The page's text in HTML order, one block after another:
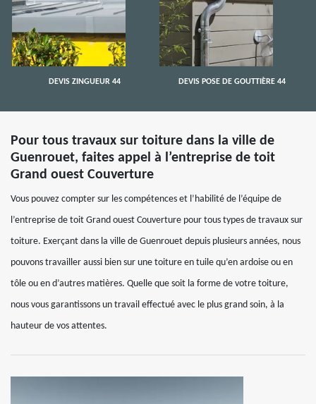
DEVIS ZINGUEUR 44 DEVIS POSE DE GOUTTIÈRE 44
Pour tous travaux sur toiture dans la ville de
Guenrouet, faites appel à l’entreprise de toit
Grand ouest Couverture
Vous pouvez compter sur les compétences et l’habilité de l’équipe de
l’entreprise de toit Grand ouest Couverture pour tous types de travaux sur
toiture. Exerçant dans la ville de Guenrouet depuis plusieurs années, nous
pouvons travailler aussi bien sur une toiture en tuile qu’en ardoise ou en
tôle ou en d’autres matières. Quelle que soit la forme de votre toiture,
nous vous garantissons un travail effectué avec le plus grand soin, à la
hauteur de vos attentes.